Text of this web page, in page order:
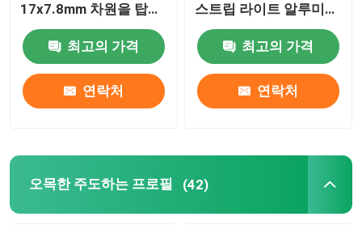
LED 실리콘 튜브
17x7.8mm 차원을 탑재
했습니다
최고의 가격
연락처
스트립 라이트 알루미늄
프로파일을 보내세요
최고의 가격
연락처
오목한 주도하는 프로필 (42)